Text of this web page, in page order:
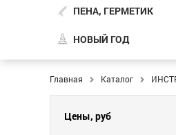
ПЕНА, ГЕРМЕТИК
НОВЫЙ ГОД
Главная Каталог
Цены, руб